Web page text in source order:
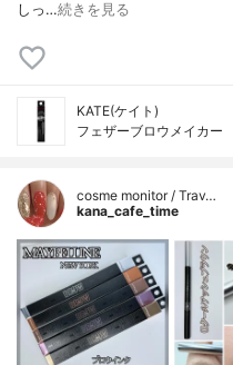
しっ…続きを見る
KATE(ケイト)
フェザーブロウメイカー
cosme monitor / Trav…
kana_cafe_time